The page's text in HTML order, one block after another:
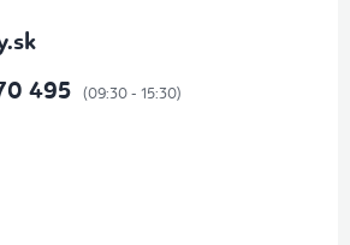
495